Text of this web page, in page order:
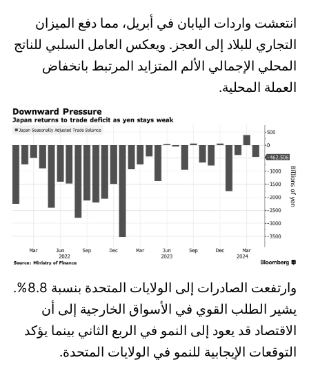
انتعشت واردات اليابان في أبريل، مما دفع الميزان
التجاري للبلاد إلى العجز. ويعكس العامل السلبي للناتج
المحلي الإجمالي الألم المتزايد المرتبط بانخفاض
العملة المحلية.
وارتفعت الصادرات إلى الولايات المتحدة بنسبة 8.8%.
يشير الطلب القوي في الأسواق الخارجية إلى أن
الاقتصاد قد يعود إلى النمو في الربع الثاني بينما يؤكد
التوقعات الإيجابية للنمو في الولايات المتحدة.